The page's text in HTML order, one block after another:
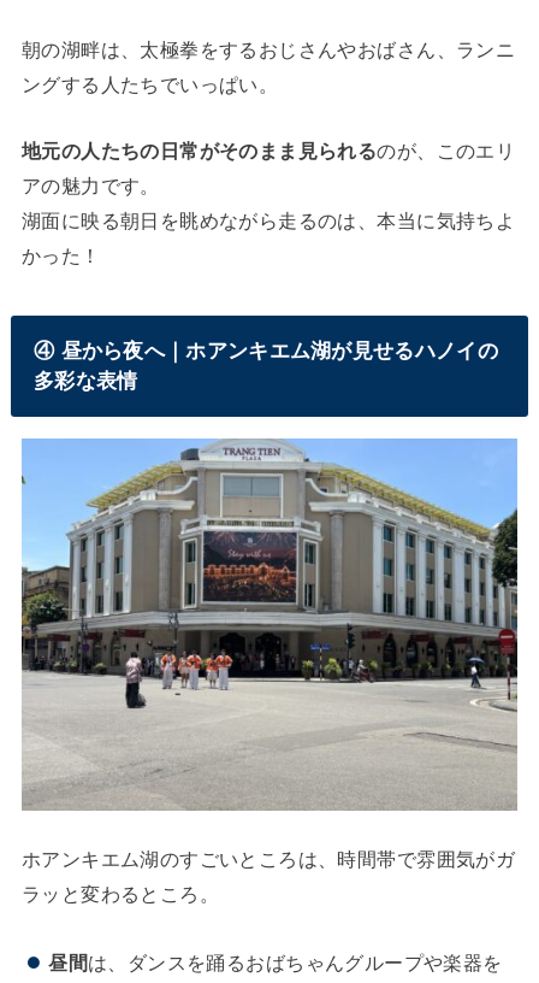
朝の湖畔は、太極拳をするおじさんやおばさん、ランニ
ングする人たちでいっぱい。
地元の人たちの日常がそのまま見られるのが、このエリ
アの魅力です。
湖面に映る朝日を眺めながら走るのは、本当に気持ちよ
かった！
④ 昼から夜へ｜ホアンキエム湖が見せるハノイの
多彩な表情
ホアンキエム湖のすごいところは、時間帯で雰囲気がガ
ラッと変わるところ。
昼間は、ダンスを踊るおばちゃんグループや楽器を